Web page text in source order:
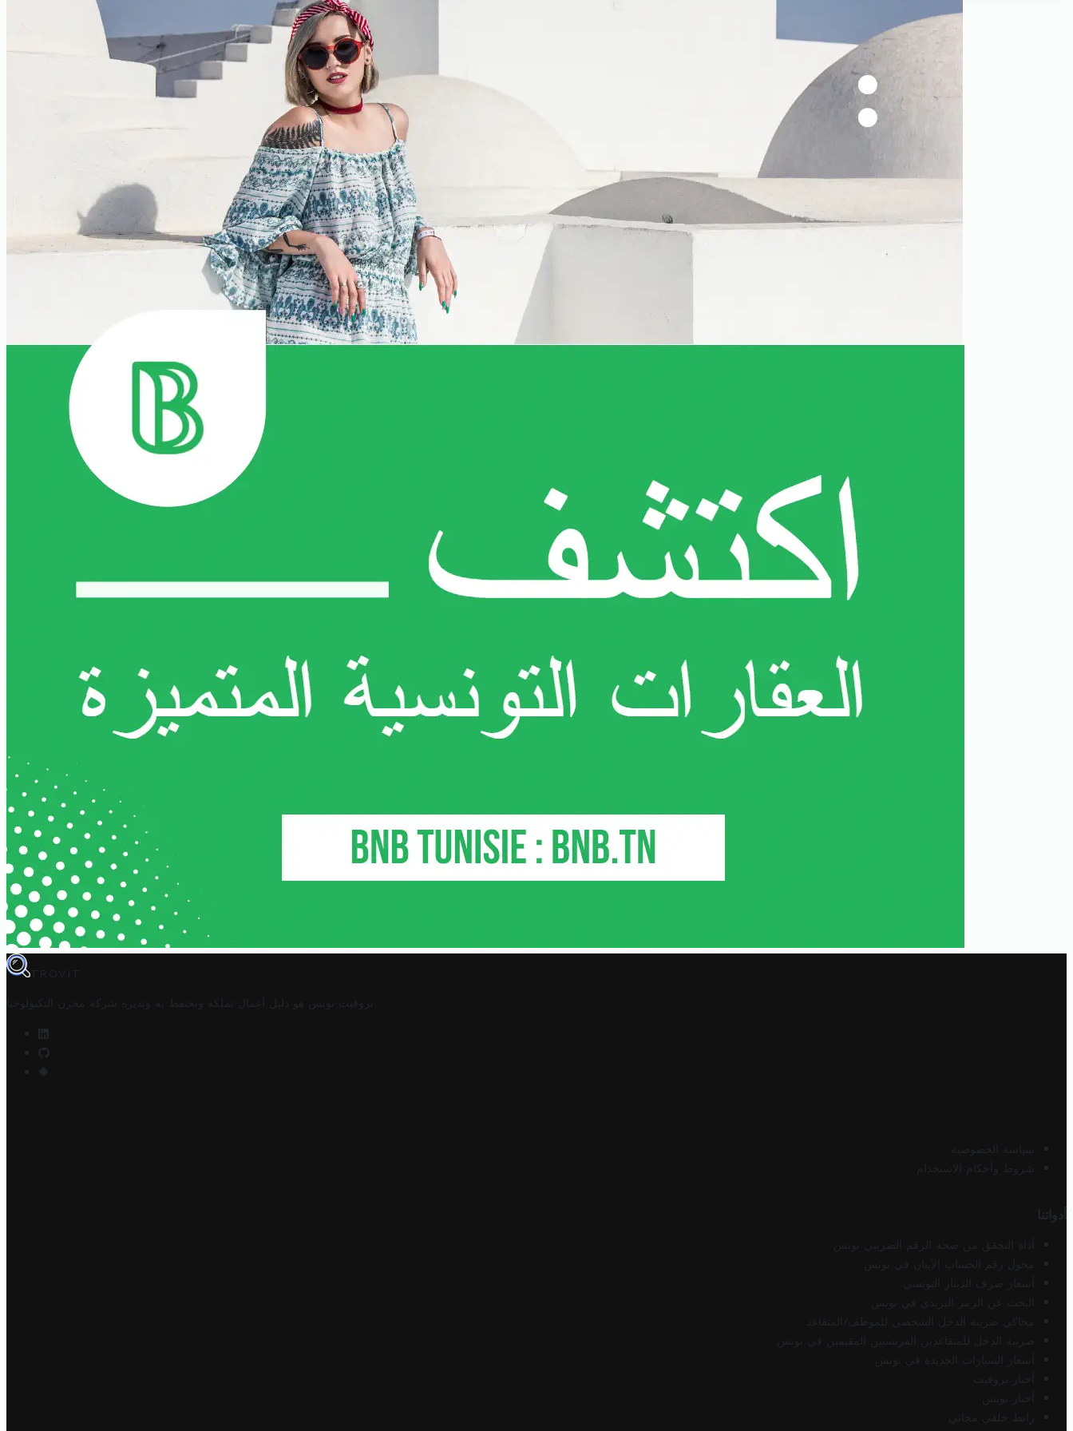
TROVIT
تروفيت تونس هو دليل أعمال تملكه وتحتفظ به وتديره شركة مخزن التكنولوجيا
سياسة الخصوصية
شروط وأحكام الاستخدام
أدواتنا
أداة التحقق من صحة الرقم الضريبي تونس
محول رقم الحساب الآيبان في تونس
أسعار صرف الدينار التونسي
البحث عن الرمز البريدي في تونس
محاكي ضريبة الدخل الشخصي للموظف/المتقاعد
ضريبة الدخل للمتقاعدين الفرنسيين المقيمين في تونس
أسعار السيارات الجديدة في تونس
أخبار تروفيت
أخبار تونس
رابط خلفي مجاني